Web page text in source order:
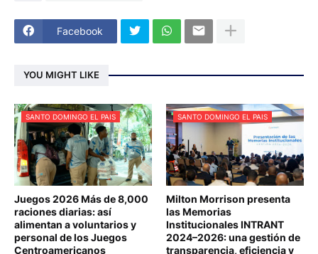
Facebook
YOU MIGHT LIKE
SANTO DOMINGO EL PAIS
Juegos 2026 Más de 8,000
raciones diarias: así
alimentan a voluntarios y
personal de los Juegos
Centroamericanos
SANTO DOMINGO EL PAIS
Milton Morrison presenta
las Memorias
Institucionales INTRANT
2024–2026: una gestión de
transparencia, eficiencia y